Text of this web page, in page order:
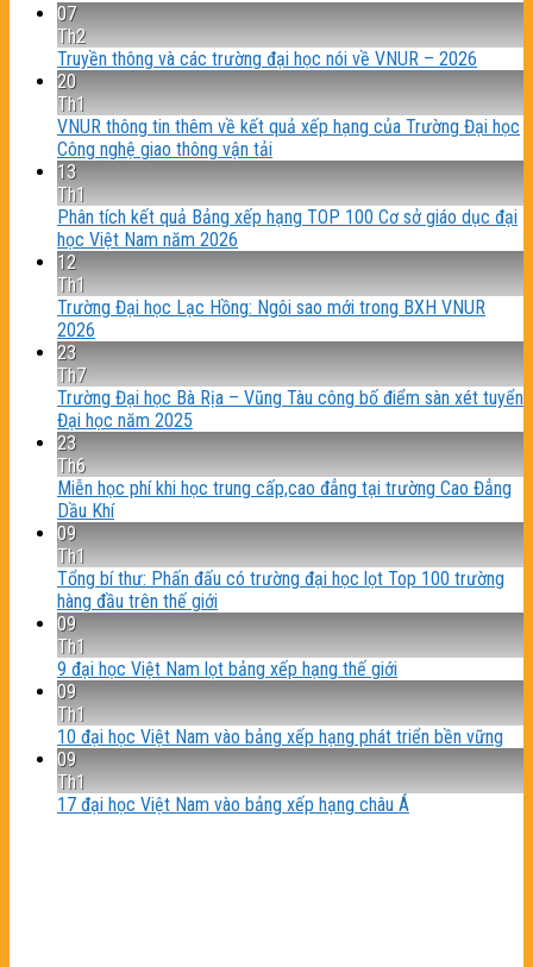
07
Th2
Truyền thông và các trường đại học nói về VNUR – 2026
20
Th1
VNUR thông tin thêm về kết quả xếp hạng của Trường Đại học
Công nghệ giao thông vận tải
13
Th1
Phân tích kết quả Bảng xếp hạng TOP 100 Cơ sở giáo dục đại
học Việt Nam năm 2026
12
Th1
Trường Đại học Lạc Hồng: Ngôi sao mới trong BXH VNUR
2026
23
Th7
Trường Đại học Bà Rịa – Vũng Tàu công bố điểm sàn xét tuyển
Đại học năm 2025
23
Th6
Miễn học phí khi học trung cấp,cao đẳng tại trường Cao Đẳng
Dầu Khí
09
Th1
Tổng bí thư: Phấn đấu có trường đại học lọt Top 100 trường
hàng đầu trên thế giới
09
Th1
9 đại học Việt Nam lọt bảng xếp hạng thế giới
09
Th1
10 đại học Việt Nam vào bảng xếp hạng phát triển bền vững
09
Th1
17 đại học Việt Nam vào bảng xếp hạng châu Á